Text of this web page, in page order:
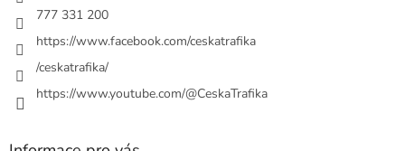
777 331 200
https://www.facebook.com/ceskatrafika
/ceskatrafika/
https://www.youtube.com/@CeskaTrafika